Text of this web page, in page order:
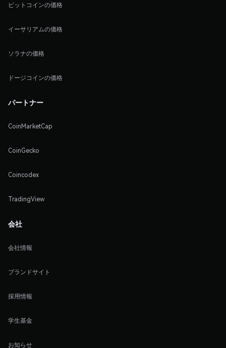
ビットコインの価格
イーサリアムの価格
ソラナの価格
ドージコインの価格
パートナー
CoinMarketCap
CoinGecko
Coincodex
TradingView
会社
会社情報
ブランドサイト
採用情報
学生基金
お知らせ